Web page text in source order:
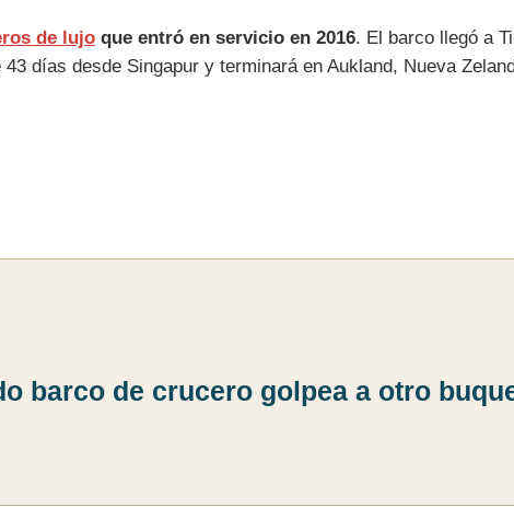
de lujo que entró en servicio en 2016. El barco llegó a
días desde Singapur y terminará en Aukland, Nueva
barco de crucero golpea a otro